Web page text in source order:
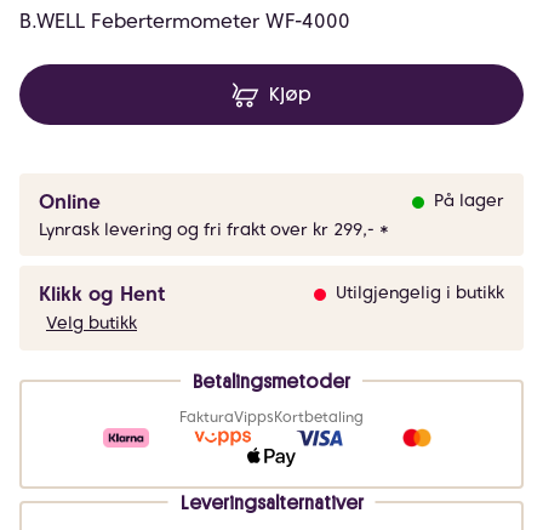
B.WELL Febertermometer WF-4000
Kjøp
Online
På lager
Lynrask levering og fri frakt over kr 299,- *
Klikk og Hent
Utilgjengelig i butikk
Velg butikk
Betalingsmetoder
FakturaVippsKortbetaling
Leveringsalternativer